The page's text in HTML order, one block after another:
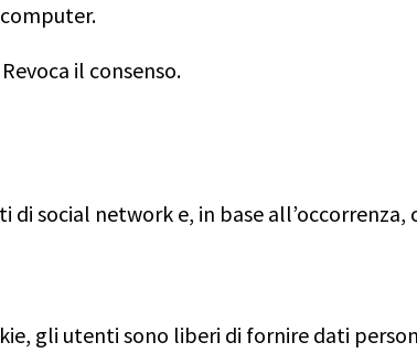
il consenso.
social network e, in base
gli utenti sono liberi di fornire dati